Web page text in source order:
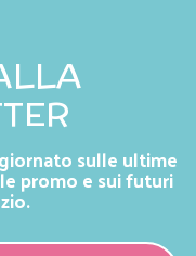
sulle ultime
promo e sui futuri